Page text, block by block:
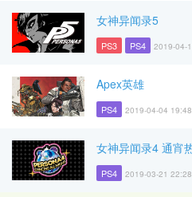
女神异闻录5
PS3 PS4 2019-04-
Apex英雄
PS4 2019-04-04 19:48
女神异闻录4 通宵
PS4 2019-03-21 22:28